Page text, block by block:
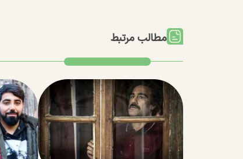
مطالب مرتبط